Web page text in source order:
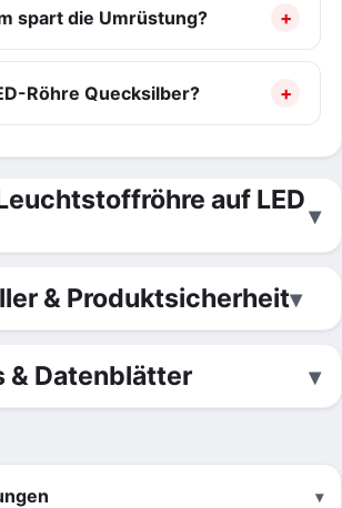
spart die Umrüstung?
Röhre Quecksilber?
auf LED
& Produktsicherheit
& Datenblätter